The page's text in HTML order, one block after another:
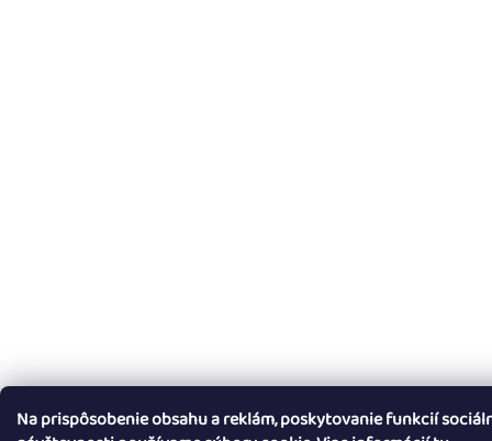
Na prispôsobenie obsahu a reklám, poskytovanie funkcií